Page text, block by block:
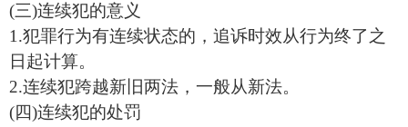
(三)连续犯的意义
1.犯罪行为有连续状态的，追诉时效从行为终了之
日起计算。
2.连续犯跨越新旧两法，一般从新法。
(四)连续犯的处罚